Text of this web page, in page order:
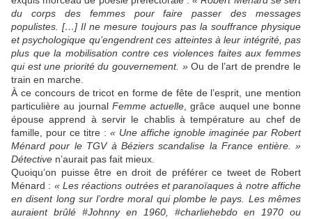
du corps des femmes pour faire passer des messages
populistes. […] Il ne mesure toujours pas la souffrance physique
et psychologique qu’engendrent ces atteintes à leur intégrité, pas
plus que la mobilisation contre ces violences faites aux femmes
qui est une priorité du gouvernement. »Ou de l’art de prendre le
train en marche.
À ce concours de tricot en forme de fête de l’esprit, une mention
particulière au journal Femme actuelle , grâce auquel une bonne
épouse apprend à servir le chablis à température au chef de
famille, pour ce titre : « Une affiche ignoble imaginée par Robert
Ménard pour le TGV à Béziers scandalise la France entière. »
Détective n’aurait pas fait mieux.
Quoiqu’on puisse être en droit de préférer ce tweet de Robert
Ménard : « Les réactions outrées et paranoïaques à notre affiche
en disent long sur l’ordre moral qui plombe le pays. Les mêmes
auraient brûlé #Johnny en 1960, #charliehebdo en 1970 ou